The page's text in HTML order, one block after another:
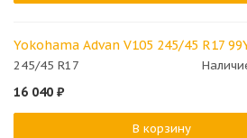
Yokohama Advan V105 245/45 R17
245/45 R17
16 040 ₽
В корзину